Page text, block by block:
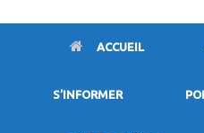
ACCUEIL
S’INFORMER